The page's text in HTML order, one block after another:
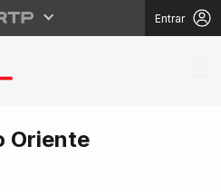
Entrar
Oriente